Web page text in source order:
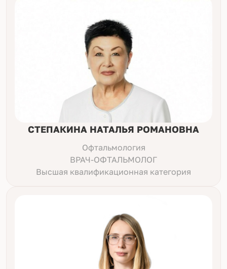
СТЕПАКИНА НАТАЛЬЯ РОМАНОВНА
Офтальмология
ВРАЧ-ОФТАЛЬМОЛОГ
Высшая квалификационная категория